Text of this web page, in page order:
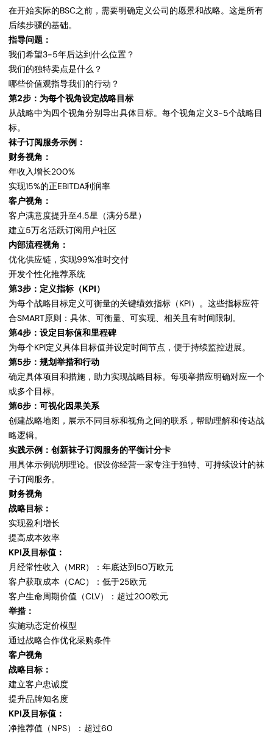
在开始实际的BSC之前，需要明确定义公司的愿景和战略。这是所有
后续步骤的基础。
指导问题：
我们希望3-5年后达到什么位置？
我们的独特卖点是什么？
哪些价值观指导我们的行动？
第2步：为每个视角设定战略目标
从战略中为四个视角分别导出具体目标。每个视角定义3-5个战略目
标。
袜子订阅服务示例：
财务视角：
年收入增长200%
实现15%的正EBITDA利润率
客户视角：
客户满意度提升至4.5星（满分5星）
建立5万名活跃订阅用户社区
内部流程视角：
优化供应链，实现99%准时交付
开发个性化推荐系统
第3步：定义指标（KPI）
为每个战略目标定义可衡量的关键绩效指标（KPI）。这些指标应符
合SMART原则：具体、可衡量、可实现、相关且有时间限制。
第4步：设定目标值和里程碑
为每个KPI定义具体目标值并设定时间节点，便于持续监控进展。
第5步：规划举措和行动
确定具体项目和措施，助力实现战略目标。每项举措应明确对应一个
或多个目标。
第6步：可视化因果关系
创建战略地图，展示不同目标和视角之间的联系，帮助理解和传达战
略逻辑。
实践示例：创新袜子订阅服务的平衡计分卡
用具体示例说明理论。假设你经营一家专注于独特、可持续设计的袜
子订阅服务。
财务视角
战略目标：
实现盈利增长
提高成本效率
KPI及目标值：
月经常性收入（MRR）：年底达到50万欧元
客户获取成本（CAC）：低于25欧元
客户生命周期价值（CLV）：超过200欧元
举措：
实施动态定价模型
通过战略合作优化采购条件
客户视角
战略目标：
建立客户忠诚度
提升品牌知名度
KPI及目标值：
净推荐值（NPS）：超过60